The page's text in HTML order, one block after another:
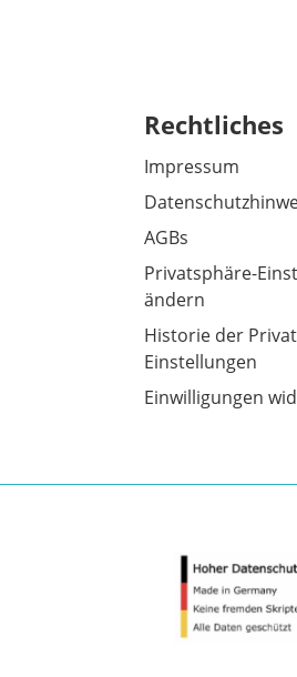
Rechtliches
Impressum
AGBs
Privatsphäre-
ändern
Historie der
Einstellungen
Einwilligungen